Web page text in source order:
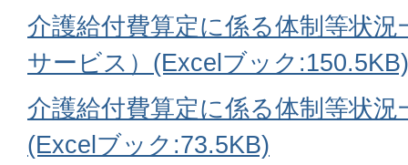
介護給付費算定に係る体制等状況
サービス）(Excelブック:150.5KB)
介護給付費算定に係る体制等状況
(Excelブック:73.5KB)